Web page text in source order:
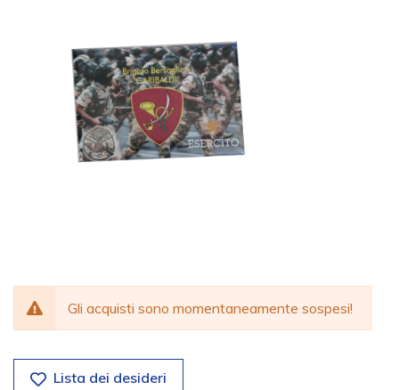
Gli acquisti sono momentaneamente sospesi!
Lista dei desideri